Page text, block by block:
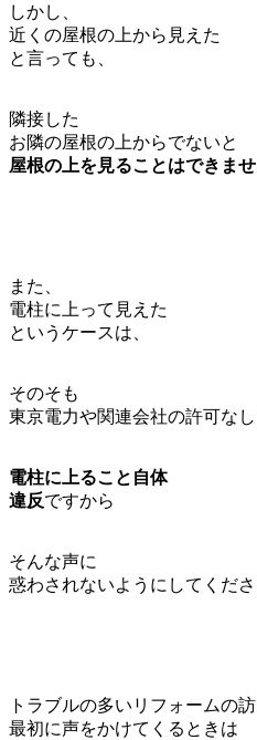
しかし、
近くの屋根の上から見えた
と言っても、
隣接した
お隣の屋根の上からでないと
屋根の上を見ることはできませ
また、
電柱に上って見えた
というケースは、
そのそも
東京電力や関連会社の許可なし
電柱に上ること自体
違反ですから
そんな声に
惑わされないようにしてくださ
トラブルの多いリフォームの訪
最初に声をかけてくるときは